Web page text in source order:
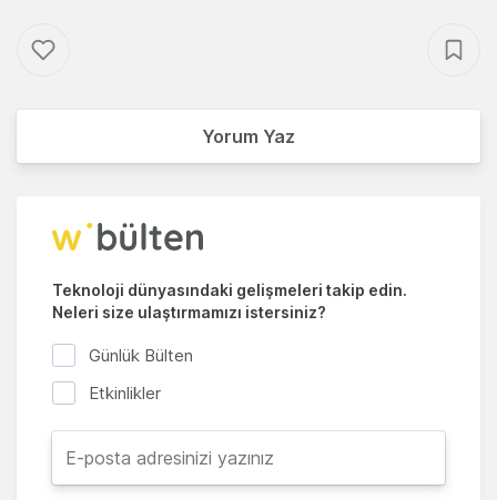
Yorum Yaz
Teknoloji dünyasındaki gelişmeleri takip edin.
Neleri size ulaştırmamızı istersiniz?
Günlük Bülten
Etkinlikler